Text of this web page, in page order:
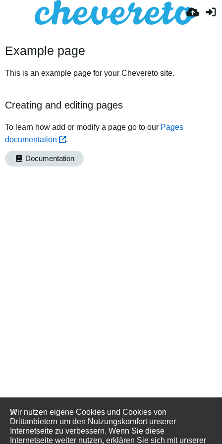
Example page
This is an example page for your Chevereto site.
Creating and editing pages
To learn how add or modify a page go to our Pages
documentation
.
Documentation
Wir nutzen eigene Cookies und Cookies von
Drittanbietern um den Nutzungskomfort unserer
Internetseite zu verbessern. Wenn Sie diese
Internetseite weiter nutzen, erklären Sie sich mit unserer